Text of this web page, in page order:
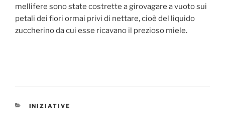
mellifere sono state costrette a girovagare a vuoto sui
petali dei fiori ormai privi di nettare, cioè del liquido
zuccherino da cui esse ricavano il prezioso miele.
CATEGORIE
INIZIATIVE